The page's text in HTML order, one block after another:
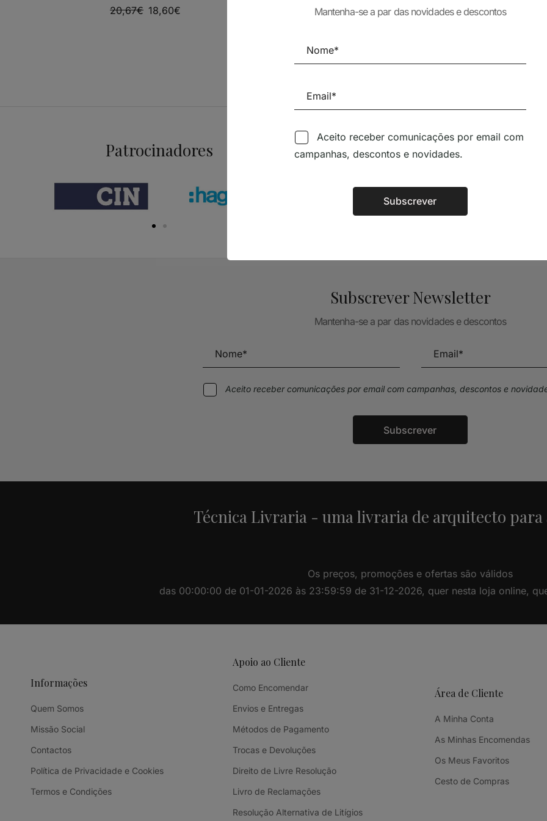
20,67€ 18,60€ 30,73
Patrocinadores Siga-nos nas Redes Sociais
TÉCNICA LIVRARIA »
Subscrever Newsletter
Mantenha-se a par das novidades e descontos
Aceito receber comunicações por email com campanhas, descontos e
Subscrever
Técnica Livraria - uma livraria de arquitecto
Os preços, promoções e ofertas são válidos
das 00:00:00 de 01-01-2026 às 23:59:59 de 31-12-2026, quer nesta loja online,
Informações
Quem Somos
Missão Social
Contactos
Política de Privacidade e Cookies
Termos e Condições
Apoio ao Cliente
Como Encomendar
Envios e Entregas
Métodos de Pagamento
Trocas e Devoluções
Direito de Livre Resolução
Livro de Reclamações
Resolução Alternativa de Litígios
Área de Cliente
A Minha Conta
As Minhas Encomendas
Os Meus Favoritos
Cesto de Compras
Mantenha-se a par das novidades e descontos
Aceito receber comunicações por email com
campanhas, descontos e novidades.
Subscrever